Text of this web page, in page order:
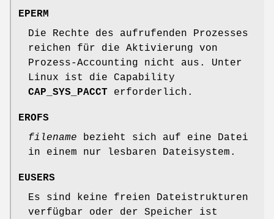
EPERM
Die Rechte des aufrufenden Prozesses
reichen für die Aktivierung von
Prozess-Accounting nicht aus. Unter
Linux ist die Capability
CAP_SYS_PACCT erforderlich.
EROFS
filename bezieht sich auf eine Datei
in einem nur lesbaren Dateisystem.
EUSERS
Es sind keine freien Dateistrukturen
verfügbar oder der Speicher ist